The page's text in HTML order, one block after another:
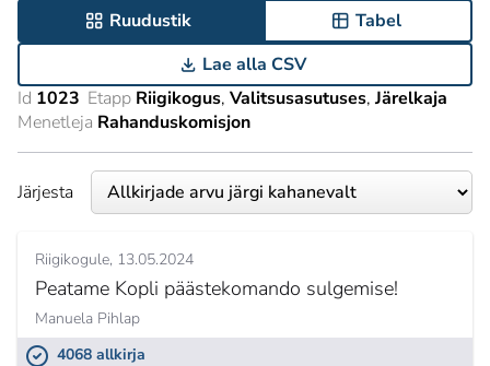
Ruudustik
Tabel
Lae alla CSV
Id 1023 Etapp Riigikogus Valitsusasutuses Järelkaja
Menetleja Rahanduskomisjon
Järjesta
Riigikogule 13.05.2024
Peatame Kopli päästekomando sulgemise!
Manuela Pihlap
4068 allkirja